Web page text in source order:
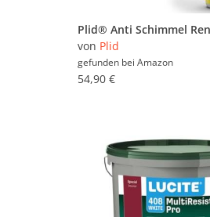
von Plid
gefunden bei Amazon
54,90 €